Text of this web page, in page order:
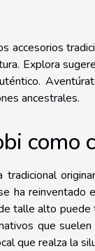
accesorios
Explora
ancestrales.
como
ha reinventado
talle alto puede
que
que realza la